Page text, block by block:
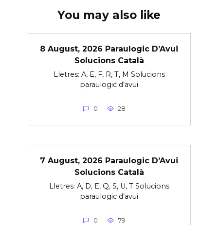
You may also like
8 August, 2026 Paraulogic D’Avui
Solucions Català
Lletres: A, E, F, R, T, M Solucions
paraulogic d’avui
0 28
7 August, 2026 Paraulogic D’Avui
Solucions Català
Lletres: A, D, E, Q, S, U, T Solucions
paraulogic d’avui
0 79